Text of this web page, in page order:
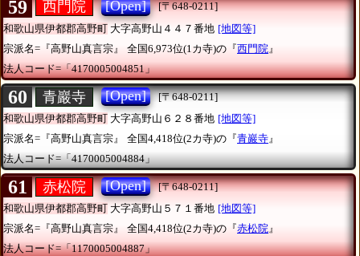
59 西門院 [Open]
[〒648-0211]
和歌山県伊都郡高野町 大字高野山４４７番地 [地図等]
宗派名=『高野山真言宗』
全国6,973位(1カ寺)の『西門院 』
法人コード=「4170005004851」
60 青巖寺 [Open]
[〒648-0211]
和歌山県伊都郡高野町 大字高野山６２８番地 [地図等]
宗派名=『高野山真言宗』
全国4,418位(2カ寺)の『青巖寺』
法人コード=「4170005004884」
61 赤松院 [Open]
[〒648-0211]
和歌山県伊都郡高野町 大字高野山５７１番地 [地図等]
宗派名=『高野山真言宗』
全国4,418位(2カ寺)の『赤松院』
法人コード=「1170005004887」